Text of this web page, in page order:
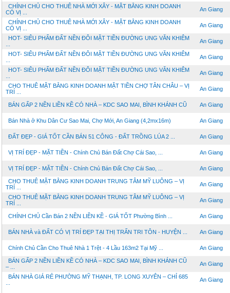
CHÍNH CHỦ CHO THUÊ NHÀ MỚI XÂY - MẶT BẰNG KINH DOANH
CÓ VỊ ...
An Giang
CHÍNH CHỦ CHO THUÊ NHÀ MỚI XÂY - MẶT BẰNG KINH DOANH
CÓ VỊ ...
An Giang
HOT- SIÊU PHẨM ĐẤT NỀN ĐÔI MẶT TIỀN ĐƯỜNG UNG VĂN KHIÊM
An Giang
HOT- SIÊU PHẨM ĐẤT NỀN ĐÔI MẶT TIỀN ĐƯỜNG UNG VĂN KHIÊM
An Giang
HOT- SIÊU PHẨM ĐẤT NỀN ĐÔI MẶT TIỀN ĐƯỜNG UNG VĂN KHIÊM
An Giang
CHO THUÊ MẶT BẰNG KINH DOANH MẶT TIỀN CHỢ TÂN CHÂU – VỊ
TRÍ ...
An Giang
BÁN GẤP 2 NỀN LIỀN KỀ CÓ NHÀ – KDC SAO MAI, BÌNH KHÁNH CŨ An Giang
Bán Nhà ở Khu Dân Cư Sao Mai, Chợ Mới, An Giang (4,2mx16m) An Giang
ĐẤT ĐẸP - GIÁ TỐT CẦN BÁN 51 CÔNG - ĐẤT TRỒNG LÚA 2 ... An Giang
VỊ TRÍ ĐẸP - MẶT TIỀN - Chính Chủ Bán Đất Chợ Cái Sao, ... An Giang
VỊ TRÍ ĐẸP - MẶT TIỀN - Chính Chủ Bán Đất Chợ Cái Sao, ... An Giang
CHO THUÊ MẶT BẰNG KINH DOANH TRUNG TÂM MỸ LUÔNG – VỊ
TRÍ ...
An Giang
CHO THUÊ MẶT BẰNG KINH DOANH TRUNG TÂM MỸ LUÔNG – VỊ
TRÍ ...
An Giang
CHÍNH CHỦ Cần Bán 2 NỀN LIỀN KỀ - GIÁ TỐT Phường Bình ... An Giang
BÁN NHÀ và ĐẤT CÓ VỊ TRÍ ĐẸP TẠI THỊ TRẤN TRI TÔN - HUYỆN ... An Giang
Chính Chủ Cần Cho Thuê Nhà 1 Trệt - 4 Lầu 163m2 Tại Mỹ ... An Giang
BÁN GẤP 2 NỀN LIỀN KỀ CÓ NHÀ – KDC SAO MAI, BÌNH KHÁNH CŨ
– ...
An Giang
BÁN NHÀ GIÁ RẺ PHƯỜNG MỸ THẠNH, TP. LONG XUYÊN – CHỈ 685
An Giang